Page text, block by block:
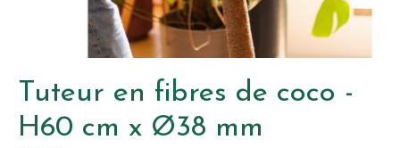
Tuteur en fibres de coco -
H60 cm x Ø38 mm